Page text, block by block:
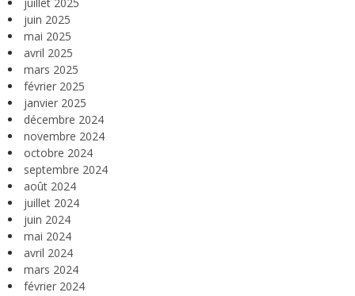
juin 2025
mai 2025
avril 2025
mars 2025
février 2025
janvier 2025
décembre 2024
novembre 2024
octobre 2024
septembre 2024
août 2024
juillet 2024
juin 2024
mai 2024
avril 2024
mars 2024
février 2024